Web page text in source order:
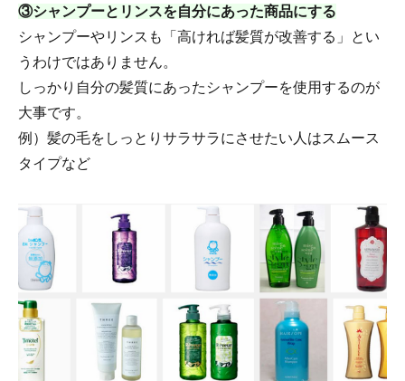
③シャンプーとリンスを自分にあった商品にする
シャンプーやリンスも「高ければ髪質が改善する」とい
うわけではありません。
しっかり自分の髪質にあったシャンプーを使用するのが
大事です。
例）髪の毛をしっとりサラサラにさせたい人はスムース
タイプなど